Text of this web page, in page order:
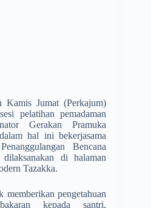
Kamis Jumat (Perkajum)
pelatihan pemadaman
Gerakan Pramuka
hal ini bekerjasama
Bencana
di halaman
Tazakka.
pengetahuan
kepada santri,